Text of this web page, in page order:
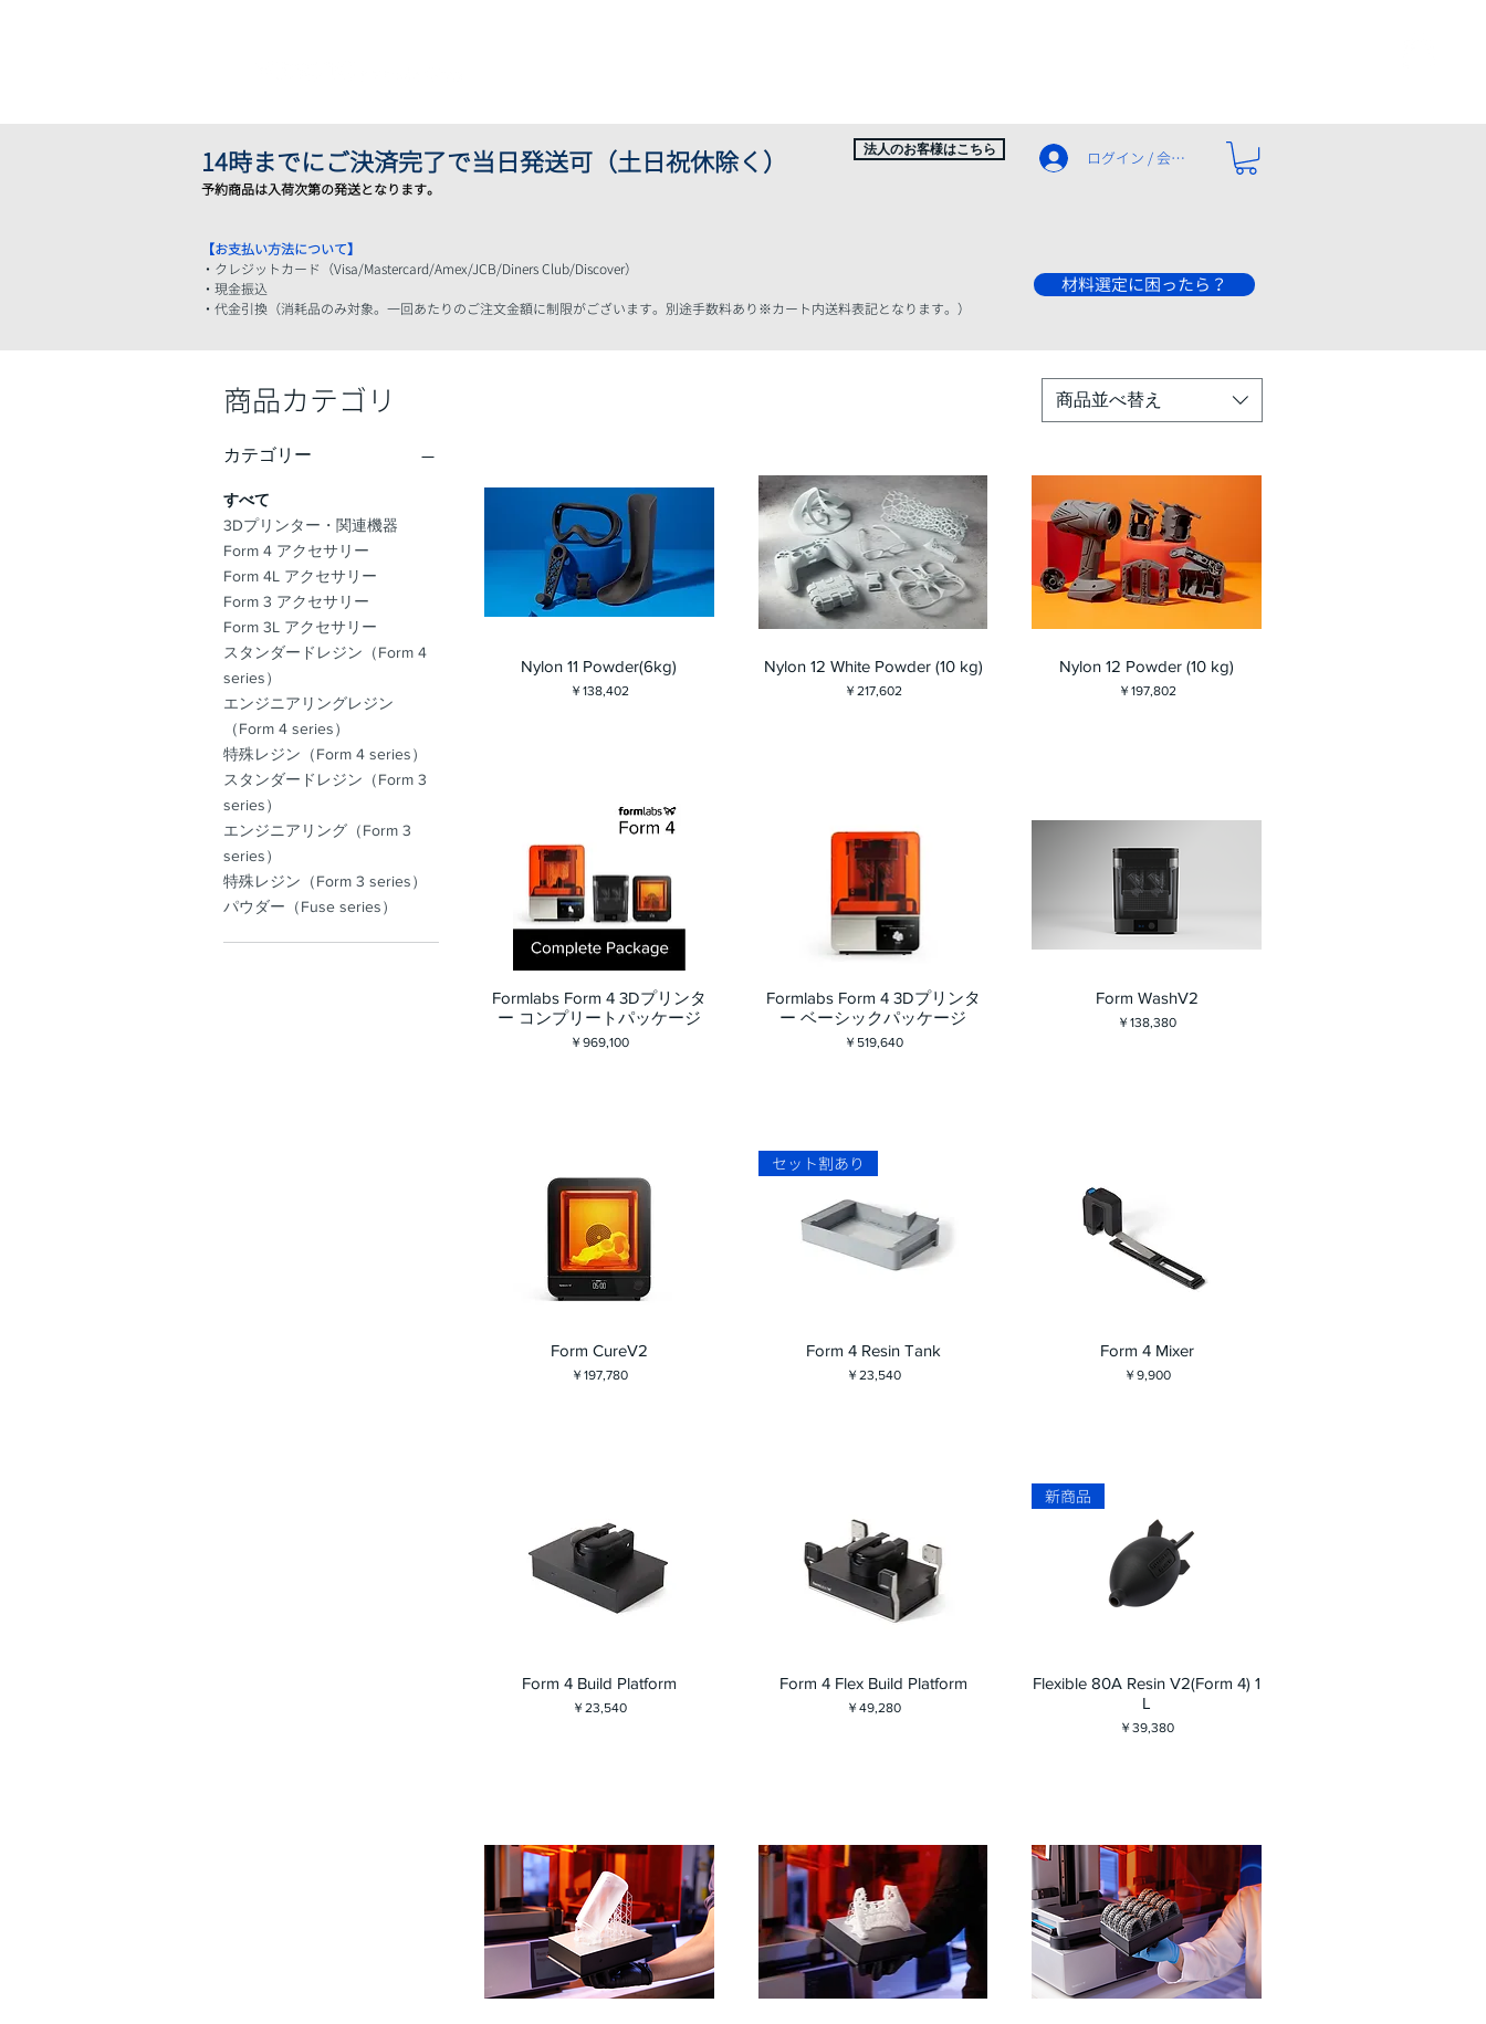
14時までにご決済完了で当日発送可（土日祝休除く）
予約商品は入荷次第の発送となります。
【お支払い方法について】
・クレジットカード（Visa/Mastercard/Amex/JCB/Diners Club/Discover）
・現金振込
​・代金引換（消耗品のみ対象。一回あたりのご注文金額に制限がございます。 別途手数料あり※カート内送料表記となります。）
法人のお客様はこちら ログイン / 会員登録
​材料選定に困ったら？
商品カテゴリ
カテゴリー
すべて
3Dプリンター・関連機器
Form 4 アクセサリー
Form 4L アクセサリー
Form 3 アクセサリー
Form 3L アクセサリー
スタンダードレジン（Form 4
series）
エンジニアリングレジン
（Form 4 series）
特殊レジン（Form 4 series）
スタンダードレジン（Form 3
series）
エンジニアリング（Form 3
series）
特殊レジン（Form 3 series）
パウダー（Fuse series）
商品並べ替え
Nylon 11 Powder(6kg)
価格
￥138,402
Nylon 12 White Powder (10 kg)
価格
￥217,602
Nylon 12 Powder (10 kg)
価格
￥197,802
Formlabs Form 4 3Dプリンタ
ー コンプリートパッケージ
価格
￥969,100
Formlabs Form 4 3Dプリンタ
ー ベーシックパッケージ
価格
￥519,640
Form WashV2
価格
￥138,380
Form CureV2
価格
￥197,780
セット割あり
Form 4 Resin Tank
価格
￥23,540
Form 4 Mixer
価格
￥9,900
Form 4 Build Platform
価格
￥23,540
Form 4 Flex Build Platform
価格
￥49,280
新商品
Flexible 80A Resin V2(Form 4) 1
L
価格
￥39,380